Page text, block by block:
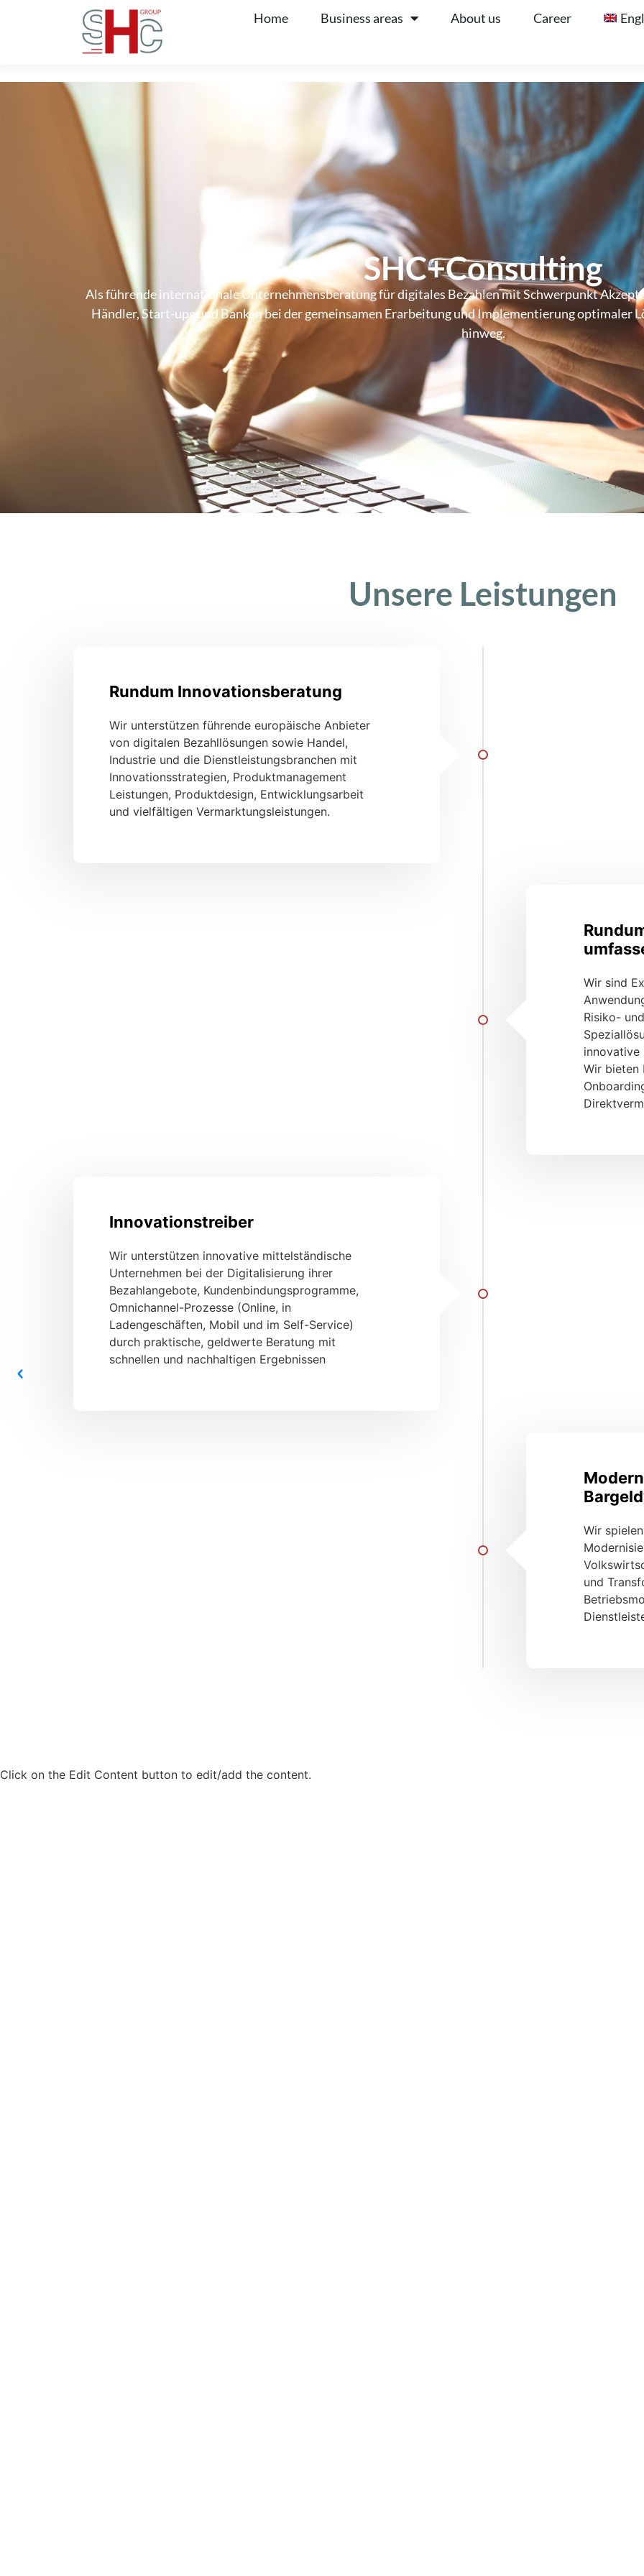
Home Business areas About us Career
SHC+Consulting
Als führende internationale Unternehmensberatung für digitales Bezahlen mit Schwerpunkt
Händler, Start-ups und Banken bei der gemeinsamen Erarbeitung und Implementierung optimaler
hinweg.
Unsere Leistungen
Rundum Innovationsberatung
Wir unterstützen führende europäische Anbieter
von digitalen Bezahllösungen sowie Handel,
Industrie und die Dienstleistungsbranchen mit
Innovationsstrategien, Produktmanagement
Leistungen, Produktdesign, Entwicklungsarbeit
und vielfältigen Vermarktungsleistungen.
Wir sind
Risiko-
innovative
Wir bieten
Innovationstreiber
Wir unterstützen innovative mittelständische
Unternehmen bei der Digitalisierung ihrer
Bezahlangebote, Kundenbindungsprogramme,
Omnichannel-Prozesse (Online, in
Ladengeschäften, Mobil und im Self-Service)
durch praktische, geldwerte Beratung mit
schnellen und nachhaltigen Ergebnissen
Wir
und
Click on the Edit Content button to edit/add the content.